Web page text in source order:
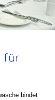
für
bindet